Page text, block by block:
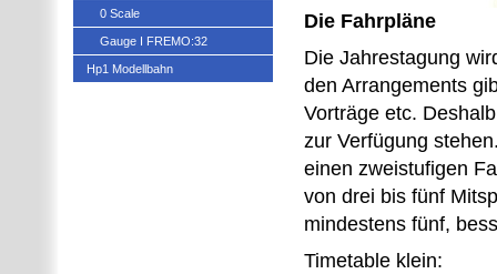
Die Fahrpläne
Die Jahrestagung
den Arrangements
Vorträge etc.
zur Verfügung
einen zweistufigen
von drei bis fünf
mindestens fünf,
Timetable klein:
0 Scale
Gauge I FREMO:32
Hp1 Modellbahn